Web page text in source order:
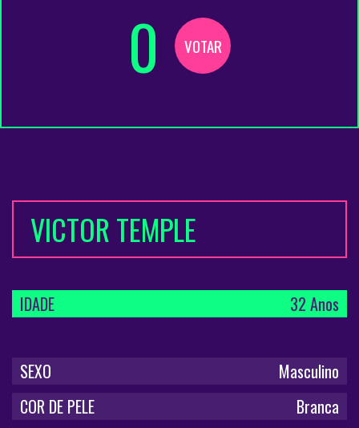
0 VOTAR
VICTOR TEMPLE
IDADE 32 Anos
SEXO
Masculino
COR DE PELE
Branca